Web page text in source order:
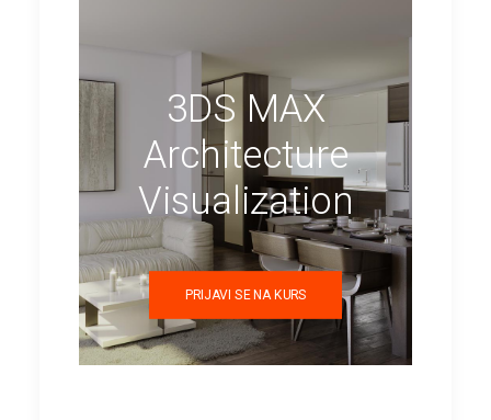
3DS MAX
Architecture
Visualization
PRIJAVI SE NA KURS